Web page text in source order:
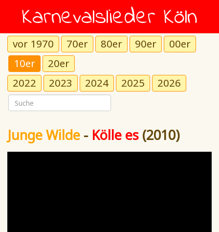
Karnevalslieder Köln
vor 1970 70er 80er 90er
00er
10er
20er
2022
2023 2024 2025 2026
Junge Wilde - Kölle es (2010)